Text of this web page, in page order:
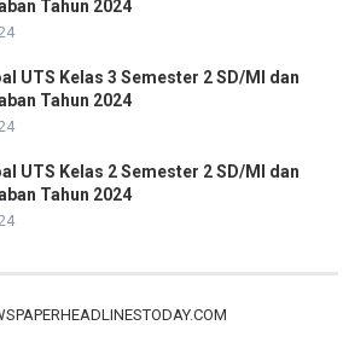
Tahun 2024
UTS Kelas 3 Semester 2 SD/MI dan
Tahun 2024
UTS Kelas 2 Semester 2 SD/MI dan
Tahun 2024